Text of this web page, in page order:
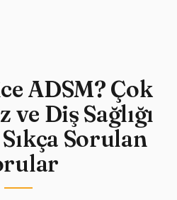
ADSM? Çok
ve Diş Sağlığı
Sorulan